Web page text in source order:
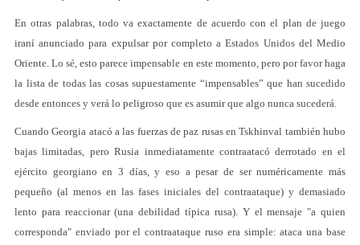
En otras palabras, todo va exactamente de acuerdo con el plan de juego
iraní anunciado para expulsar por completo a Estados Unidos del Medio
Oriente. Lo sé, esto parece impensable en este momento, pero por favor haga
la lista de todas las cosas supuestamente “impensables” que han sucedido
desde entonces y verá lo peligroso que es asumir que algo nunca sucederá.
Cuando Georgia atacó a las fuerzas de paz rusas en Tskhinval también hubo
bajas limitadas, pero Rusia inmediatamente contraatacó derrotado en el
ejército georgiano en 3 días, y eso a pesar de ser numéricamente más
pequeño (al menos en las fases iniciales del contraataque) y demasiado
lento para reaccionar (una debilidad típica rusa). Y el mensaje "a quien
corresponda" enviado por el contraataque ruso era simple: ataca una base